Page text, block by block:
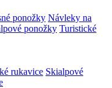
ponožky Návleky na
ponožky Turistické
rukavice Skialpové